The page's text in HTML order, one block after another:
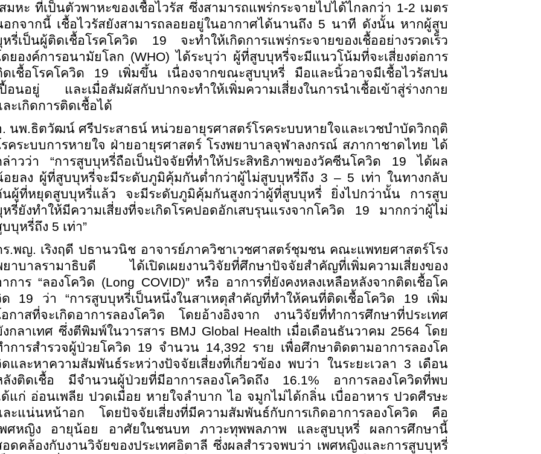
มหะ ที่เป็นตัวพาหะของเชื้อไวรัส ซึ่งสามารถแพร่กระจายไปได้ไกลกว่า 1-2 เมตร
กจากนี้ เชื้อไวรัสยังสามารถลอยอยู่ในอากาศได้นานถึง 5 นาที ดังนั้น หากผู้สูบ
รี่เป็นผู้ติดเชื้อโรคโควิด 19 จะทำให้เกิดการแพร่กระจายของเชื้ออย่างรวดเร็ว
ยองค์การอนามัยโลก (WHO) ได้ระบุว่า ผู้ที่สูบบุหรี่จะมีแนวโน้มที่จะเสี่ยงต่อการ
ดเชื้อโรคโควิด 19 เพิ่มขึ้น เนื่องจากขณะสูบบุหรี่ มือและนิ้วอาจมีเชื้อไวรัสปน
อนอยู่ และเมื่อสัมผัสกับปากจะทำให้เพิ่มความเสี่ยงในการนำเชื้อเข้าสู่ร่างกาย
ะเกิดการติดเชื้อได้
นพ.ธิตวัฒน์ ศรีประสาธน์ หน่วยอายุรศาสตร์โรคระบบหายใจและเวชบำบัดวิกฤติ
คระบบการหายใจ ฝ่ายอายุรศาสตร์ โรงพยาบาลจุฬาลงกรณ์ สภากาชาดไทย ได้
าวว่า “การสูบบุหรี่ถือเป็นปัจจัยที่ทำให้ประสิทธิภาพของวัคซีนโควิด 19 ได้ผล
ยลง ผู้ที่สูบบุหรี่จะมีระดับภูมิคุ้มกันต่ำกว่าผู้ไม่สูบบุหรี่ถึง 3 – 5 เท่า ในทางกลับ
นผู้ที่หยุดสูบบุหรี่แล้ว จะมีระดับภูมิคุ้มกันสูงกว่าผู้ที่สูบบุหรี่ ยิ่งไปกว่านั้น การสูบ
รี่ยังทำให้มีความเสี่ยงที่จะเกิดโรคปอดอักเสบรุนแรงจากโควิด 19 มากกว่าผู้ไม่
บุหรี่ถึง 5 เท่า”
.พญ. เริงฤดี ปธานวนิช อาจารย์ภาควิชาเวชศาสตร์ชุมชน คณะแพทยศาสตร์โรง
ยาบาลรามาธิบดี ได้เปิดเผยงานวิจัยที่ศึกษาปัจจัยสำคัญที่เพิ่มความเสี่ยงของ
การ “ลองโควิด (Long COVID)” หรือ อาการที่ยังคงหลงเหลือหลังจากติดเชื้อโค
19 ว่า “การสูบบุหรี่เป็นหนึ่งในสาเหตุสำคัญที่ทำให้คนที่ติดเชื้อโควิด 19 เพิ่ม
กาสที่จะเกิดอาการลองโควิด โดยอ้างอิงจาก งานวิจัยที่ทำการศึกษาที่ประเทศ
กลาเทศ ซึ่งตีพิมพ์ในวารสาร BMJ Global Health เมื่อเดือนธันวาคม 2564 โดย
การสำรวจผู้ป่วยโควิด 19 จำนวน 14,392 ราย เพื่อศึกษาติดตามอาการลองโค
และหาความสัมพันธ์ระหว่างปัจจัยเสี่ยงที่เกี่ยวข้อง พบว่า ในระยะเวลา 3 เดือน
ลังติดเชื้อ มีจำนวนผู้ป่วยที่มีอาการลองโควิดถึง 16.1% อาการลองโควิดที่พบ
แก่ อ่อนเพลีย ปวดเมื่อย หายใจลำบาก ไอ จมูกไม่ได้กลิ่น เบื่ออาหาร ปวดศีรษะ
ะแน่นหน้าอก โดยปัจจัยเสี่ยงที่มีความสัมพันธ์กับการเกิดอาการลองโควิด คือ
พศหญิง อายุน้อย อาศัยในชนบท ภาวะทุพพลภาพ และสูบบุหรี่ ผลการศึกษานี้
ดคล้องกับงานวิจัยของประเทศอิตาลี ซึ่งผลสำรวจพบว่า เพศหญิงและการสูบบุหรี่